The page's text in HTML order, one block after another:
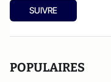
SUIVRE
POPULAIRES